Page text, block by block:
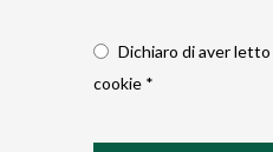
Dichiaro di aver letto
cookie *